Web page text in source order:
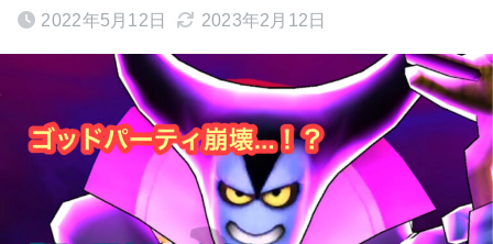
2022年5月12日 2023年2月12日